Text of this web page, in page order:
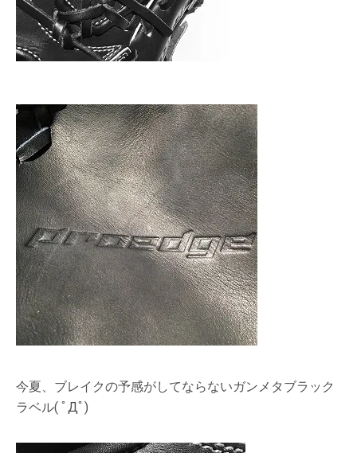
今夏、ブレイクの予感がしてならないガンメタブラック
ラベル( ﾟДﾟ)